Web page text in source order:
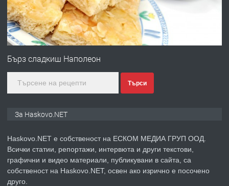
ПРЕДЛАГА
Продавам парцел в гр. Хасково кв.
асфалт 0889 537 426
преди 2 дни
ПРЕДЛАГА
№4119 Едностаен обзаведен
Бърз сладкиш Наполеон
Търси
За Haskovo.NET
Haskovo.NET е собственост на ЕСКОМ МЕДИА ГРУП ООД.
Всички статии, репортажи, интервюта и други текстови,
графични и видео материали, публикувани в сайта, са
собственост на Haskovo.NET, освен ако изрично е посочено
друго.